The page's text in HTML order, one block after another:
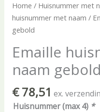
Home / Huisnummer met
huisnummer met naam /
gebold
Emaille
naam gebold
€78,51 ex.
Huisnummer (max 4) *